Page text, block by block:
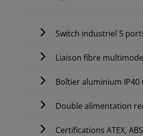
Switch industriel 5
Liaison fibre
Boîtier aluminium
Double alimentation
Certifications ATEX,